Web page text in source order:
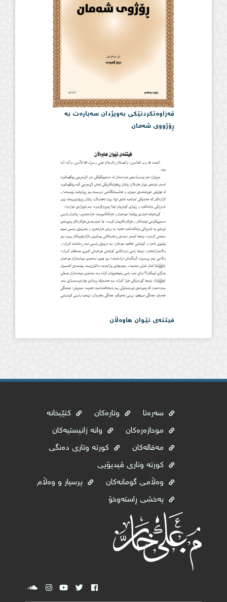
قەزاوەتكردنێكی بەویژدان سەبارەت بە
ڕۆژووی شەمان
فیتنەی نێوان هاوەڵان
سەرەتا وتارەکان
کتێبخانە
موحازەرەکان
وانە زانیستیەکان
مەقالەکان
کورتە وتاری دەنگی
کورتە وتاری ڤیدیۆیی
وه‌ڵامی گومانه‌كان
پرسیار و وەڵام
پەخشی ڕاستەوخۆ